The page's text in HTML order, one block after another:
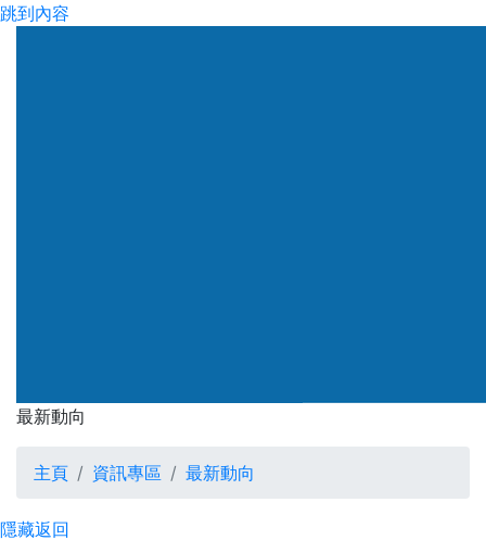
跳到內容
最新動向
最新動向
主頁 資訊專區 最新動向
隱藏返回